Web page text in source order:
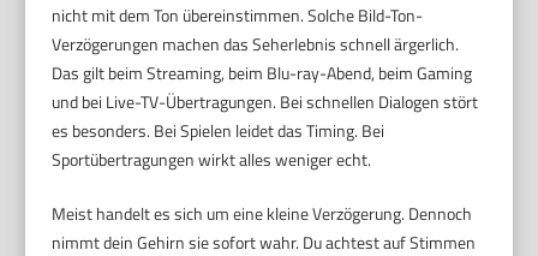
nicht mit dem Ton übereinstimmen. Solche Bild-Ton-
Verzögerungen machen das Seherlebnis schnell ärgerlich.
Das gilt beim Streaming, beim Blu-ray-Abend, beim Gaming
und bei Live-TV-Übertragungen. Bei schnellen Dialogen stört
es besonders. Bei Spielen leidet das Timing. Bei
Sportübertragungen wirkt alles weniger echt.
Meist handelt es sich um eine kleine Verzögerung. Dennoch
nimmt dein Gehirn sie sofort wahr. Du achtest auf Stimmen